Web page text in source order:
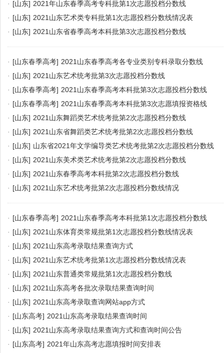
· [山东] 2021年山东春季高考专科批第1次志愿投档分数线
· [山东] 2021山东艺术类专科批第1次志愿投档分数线情况表
· [山东] 2021山东省春季高考本科批第3次志愿投档分数线
· [山东春季高考] 2021山东春季高考各专业类别专科录取分数线
· [山东] 2021山东艺术统考批第3次志愿投档分数线
· [山东春季高考] 2021山东春季高考本科批第3次志愿投档分数线
· [山东春季高考] 2021山东春季高考本科批第3次志愿填报资格线
· [山东] 2021山东舞蹈类艺术统考批第2次志愿投档分数线
· [山东] 2021山东省舞蹈类艺术统考批第2次志愿投档分数线
· [山东] 山东省2021年文学编导类艺术统考批第2次志愿投档分数线
· [山东] 2021山东美术类艺术统考批第2次志愿投档分数线
· [山东] 2021山东春季高考本科批第2次志愿投档分数线
· [山东] 2021山东艺术统考批第2次志愿投档分数线情况
· [山东春季高考] 2021山东春季高考本科批第1次志愿投档分数线
· [山东] 2021山东体育类常规批第1次志愿投档分数线情况表
· [山东] 2021山东高考录取结果查询方式
· [山东] 2021山东艺术统考批第1次志愿投档分数线情况表
· [山东] 2021山东普通类常规批第1次志愿投档分数线
· [山东] 2021山东高考各批次录取结果查询时间
· [山东] 2021山东高考录取查询网站app方式
· [山东高考] 2021山东高考录取结果查询时间
· [山东] 2021山东高考录取结果查询方式和查询时间公告
· [山东高考] 2021年山东高考志愿填报时间安排表